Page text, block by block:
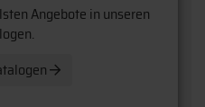
Angebote in unseren